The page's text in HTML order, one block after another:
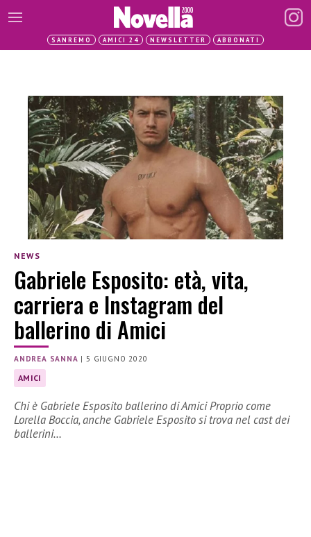
SANREMO AMICI 24 NEWSLETTER ABBONATI
NEWS
Gabriele Esposito: età, vita,
carriera e Instagram del
ballerino di Amici
ANDREA SANNA |5 GIUGNO 2020
AMICI
Chi è Gabriele Esposito ballerino di Amici Proprio come
Lorella Boccia, anche Gabriele Esposito si trova nel cast dei
ballerini…